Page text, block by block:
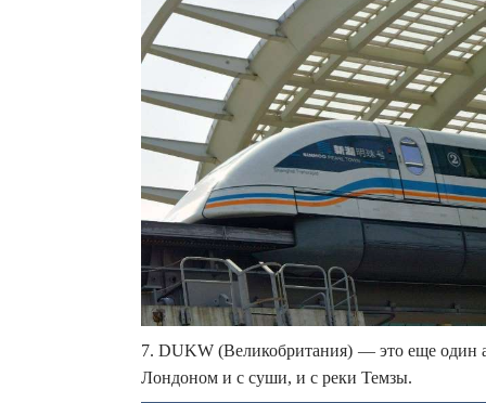
7. DUKW (Великобритания) — это еще один
Лондоном и с суши, и с реки Темзы.